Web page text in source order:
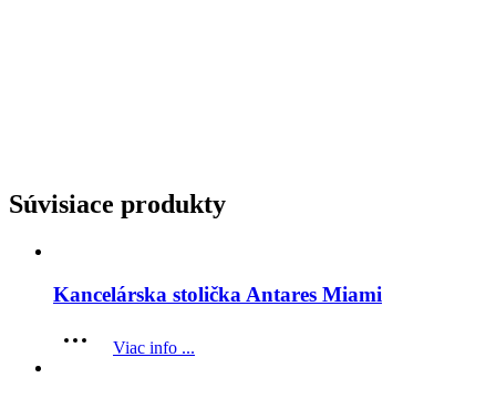
Súvisiace produkty
Kancelárska stolička Antares Miami
Viac info ...